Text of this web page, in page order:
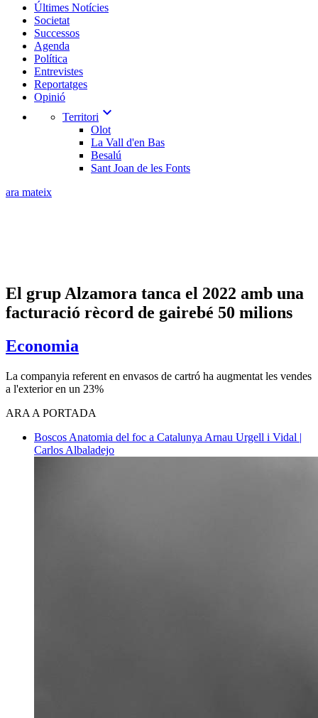
Últimes Notícies
Societat
Successos
Agenda
Política
Entrevistes
Reportatges
Opinió
Territori expand_more
Olot
La Vall d'en Bas
Besalú
Sant Joan de les Fonts
ara mateix
El grup Alzamora tanca el 2022 amb una
facturació rècord de gairebé 50 milions
Economia
La companyia referent en envasos de cartró ha augmentat les vendes
a l'exterior en un 23%
ARA A PORTADA
Boscos Anatomia del foc a Catalunya Arnau Urgell i Vidal |
Carlos Albaladejo